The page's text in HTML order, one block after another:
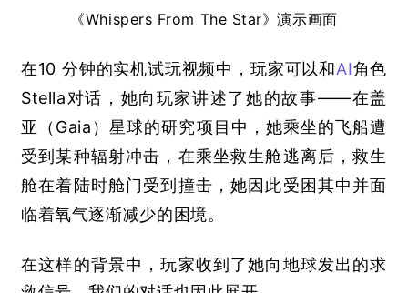
《Whispers From The Star》演示画面
在10 分钟的实机试玩视频中，玩家可以和AI角色
Stella对话，她向玩家讲述了她的故事——在盖
亚（ Gaia ）星球的研究项目中，她乘坐的飞船遭
受到某种辐射冲击，在乘坐救生舱逃离后，救生
舱在着陆时舱门受到撞击，她因此受困其中并面
临着氧气逐渐减少的困境。
在这样的背景中，玩家收到了她向地球发出的求